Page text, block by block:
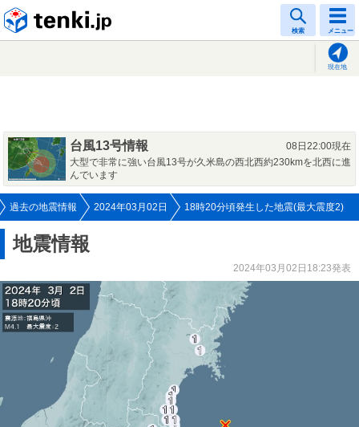
検索 メニュー
現在地
台風13号情報
08日22:00現在
大型で非常に強い台風13号が久米島の西北西約230kmを北西に進
んでいます
過去の地震情報 2024年03月02日 18時20分頃発生した地震(最大震度2)
地震情報
2024年03月02日18:23発表